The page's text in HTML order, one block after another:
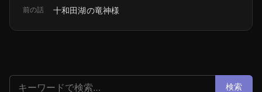
前の話 十和田湖の竜神様
検索: 検索